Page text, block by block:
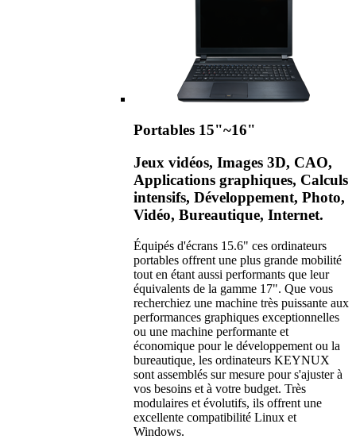
Portables 15"~16"
Jeux vidéos, Images 3D, CAO,
Applications graphiques, Calculs
intensifs, Développement, Photo,
Vidéo, Bureautique, Internet.
Équipés d'écrans 15.6" ces ordinateurs
portables offrent une plus grande mobilité
tout en étant aussi performants que leur
équivalents de la gamme 17". Que vous
recherchiez une machine très puissante aux
performances graphiques exceptionnelles
ou une machine performante et
économique pour le développement ou la
bureautique, les ordinateurs KEYNUX
sont assemblés sur mesure pour s'ajuster à
vos besoins et à votre budget. Très
modulaires et évolutifs, ils offrent une
excellente compatibilité Linux et
Windows.